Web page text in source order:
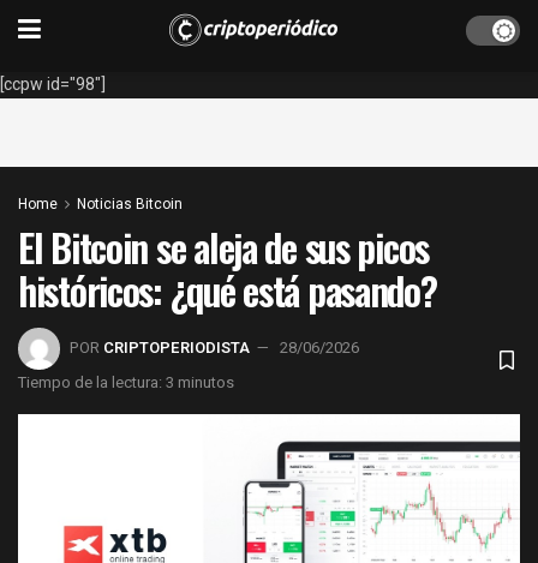
[ccpw id="98"]
Home Noticias Bitcoin
El Bitcoin se aleja de sus picos
históricos: ¿qué está pasando?
POR CRIPTOPERIODISTA
28/06/2026
Tiempo de la lectura: 3 minutos